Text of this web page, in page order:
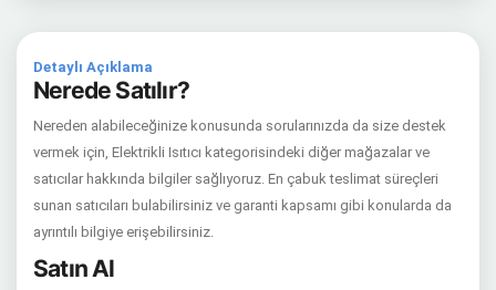
Detaylı Açıklama
Nerede Satılır?
Nereden alabileceğinize konusunda sorularınızda da size destek
vermek için, Elektrikli Isıtıcı kategorisindeki diğer mağazalar ve
satıcılar hakkında bilgiler sağlıyoruz. En çabuk teslimat süreçleri
sunan satıcıları bulabilirsiniz ve garanti kapsamı gibi konularda da
ayrıntılı bilgiye erişebilirsiniz.
Satın Al